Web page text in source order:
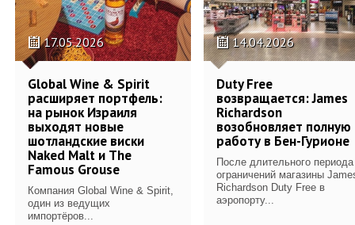
17.05.2026
Global Wine & Spirit
расширяет портфель:
на рынок Израиля
выходят новые
шотландские виски
Naked Malt и The
Famous Grouse
Компания Global Wine & Spirit,
один из ведущих
импортёров...
14.04.2026
Duty Free
возвращается: James
Richardson
возобновляет полную
работу в Бен-Гурионе
После длительного периода
ограничений магазины
Richardson Duty Free в
аэропорту...